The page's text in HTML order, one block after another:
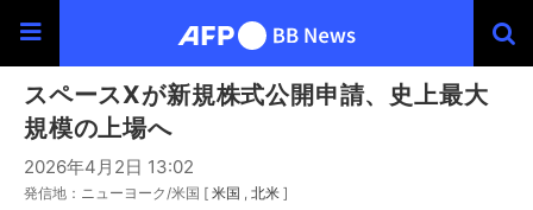
スペースXが新規株式公開申請、史上最大
規模の上場へ
2026年4月2日 13:02
発信地：ニューヨーク/米国 [ 米国 北米 ]